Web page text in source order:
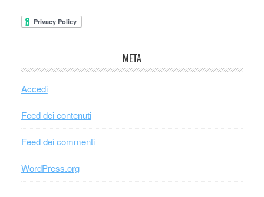
META
Accedi
Feed dei contenuti
Feed dei commenti
WordPress.org